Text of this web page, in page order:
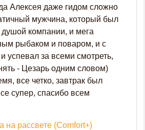
Алексея даже гидом сложно
мужчина, который был
компании, и мега
рыбаком и поваром, и с
успевал за всеми смотреть,
- Цезарь одним словом)
все четко, завтрак был
супер, спасибо всем
на рассвете (Comfort+)